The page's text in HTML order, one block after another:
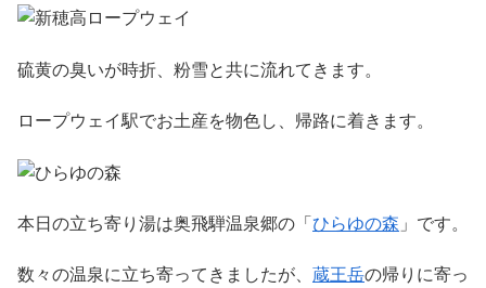
硫黄の臭いが時折、粉雪と共に流れてきます。
ロープウェイ駅でお土産を物色し、帰路に着きます。
本日の立ち寄り湯は奥飛騨温泉郷の「 ひらゆの森 」です。
数々の温泉に立ち寄ってきましたが、 蔵王岳の帰りに寄っ